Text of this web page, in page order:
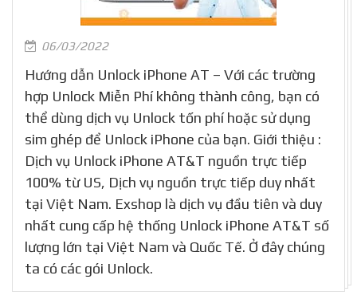
06/03/2022
Hướng dẫn Unlock iPhone AT – Với các trường
hợp Unlock Miễn Phí không thành công, bạn có
thể dùng dịch vụ Unlock tốn phí hoặc sử dụng
sim ghép để Unlock iPhone của bạn. Giới thiệu :
Dịch vụ Unlock iPhone AT&T nguồn trực tiếp
100% từ US, Dịch vụ nguồn trực tiếp duy nhất
tại Việt Nam. Exshop là dịch vụ đầu tiên và duy
nhất cung cấp hệ thống Unlock iPhone AT&T số
lượng lớn tại Việt Nam và Quốc Tế. Ở đây chúng
ta có các gói Unlock.